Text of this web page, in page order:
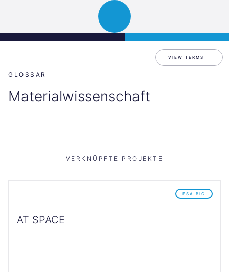
Graz
Navigation
VIEW TERMS
GLOSSAR
Materialwissenschaft
VERKNÜPFTE PROJEKTE
AT SPACE
ESA BIC